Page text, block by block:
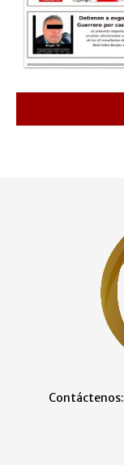
Contáctenos: